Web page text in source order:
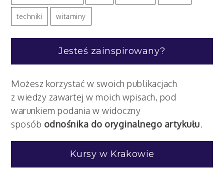
techniki witaminy
Jesteś zainspirowany?
Możesz korzystać w swoich publikacjach
z wiedzy zawartej w moich wpisach, pod
warunkiem podania w widoczny
sposób odnośnika do oryginalnego artykułu.
Kursy w Krakowie